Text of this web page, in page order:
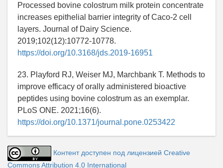
Processed bovine colostrum milk protein concentrate
increases epithelial barrier integrity of Caco-2 cell
layers. Journal of Dairy Science.
2019;102(12):10772-10778.
https://doi.org/10.3168/jds.2019-16951
23. Playford RJ, Weiser MJ, Marchbank T. Methods to
improve efficacy of orally administered bioactive
peptides using bovine colostrum as an exemplar.
PLoS ONE. 2021;16(6).
https://doi.org/10.1371/journal.pone.0253422
Контент доступен под лицензией Creative
Commons Attribution 4.0 International